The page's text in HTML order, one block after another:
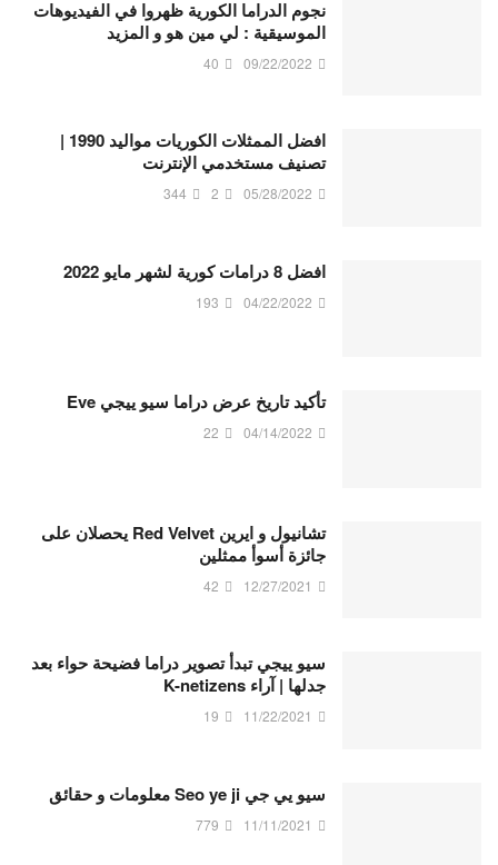
نجوم الدراما الكورية ظهروا في الفيديوهات
الموسيقية : لي مين هو و المزيد
09/22/2022
40
افضل الممثلات الكوريات مواليد 1990 |
تصنيف مستخدمي الإنترنت
05/28/2022
2
344
افضل 8 درامات كورية لشهر مايو 2022
04/22/2022
193
تأكيد تاريخ عرض دراما سيو ييجي Eve
04/14/2022
22
تشانيول و ايرين Red Velvet يحصلان على
جائزة أسوأ ممثلين
12/27/2021
42
سيو ييجي تبدأ تصوير دراما فضيحة حواء بعد
جدلها | آراء K-netizens
11/22/2021
19
سيو يي جي Seo ye ji معلومات و حقائق
11/11/2021
779